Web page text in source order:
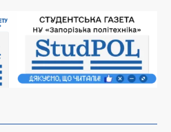
оприлюднення